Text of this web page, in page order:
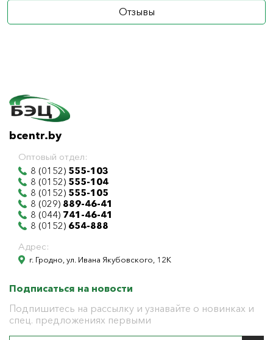
Отзывы
bcentr.by
Оптовый отдел:
8 (0152) 555-103
8 (0152) 555-104
8 (0152) 555-105
8 (029) 889-46-41
8 (044) 741-46-41
8 (0152) 654-888
Адрес:
г. Гродно, ул. Ивана Якубовского, 12К
Подписаться на новости
Подпишитесь на рассылку и узнавайте о новинках и
спец. предложениях первыми